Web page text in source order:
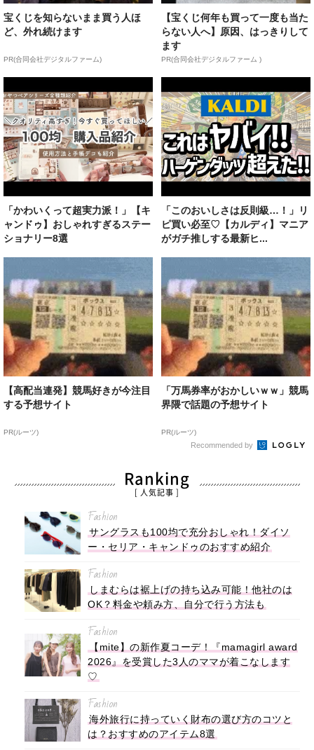
宝くじを知らないまま買う人ほ
ど、外れ続けます
PR(合同会社デジタルファーム)
【宝くじ何年も買って一度も当た
らない人へ】原因、はっきりして
ます
PR(合同会社デジタルファーム )
「かわいくって超実力派！」【キ
ャンドゥ】おしゃれすぎるステー
ショナリー8選
「このおいしさは反則級…！」リ
ピ買い必至♡【カルディ】マニア
がガチ推しする最新ヒ...
【高配当連発】競馬好きが今注目
する予想サイト
PR(ルーツ)
「万馬券率がおかしいｗｗ」競馬
界隈で話題の予想サイト
PR(ルーツ)
Recommended by
Ranking
[ 人気記事 ]
Fashion
サングラスも100均で充分おしゃれ！ダイソ
ー・セリア・キャンドゥのおすすめ紹介
Fashion
しまむらは裾上げの持ち込み可能！他社のは
OK？料金や頼み方、自分で行う方法も
Fashion
【mite】の新作夏コーデ！『mamagirl award
2026』を受賞した3人のママが着こなします
♡
Fashion
海外旅行に持っていく財布の選び方のコツと
は？おすすめのアイテム8選